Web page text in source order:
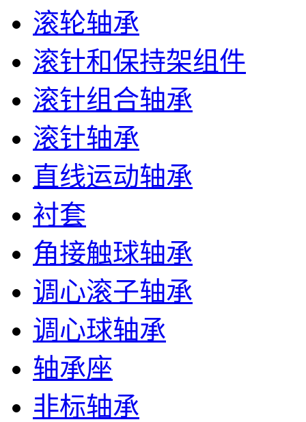
滚轮轴承
滚针和保持架组件
滚针组合轴承
滚针轴承
直线运动轴承
衬套
角接触球轴承
调心滚子轴承
调心球轴承
轴承座
非标轴承